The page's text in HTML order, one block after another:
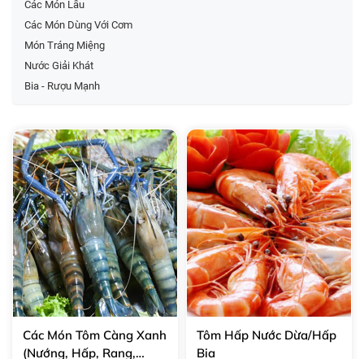
Các Món Lẩu
Các Món Dùng Với Cơm
Món Tráng Miệng
Nước Giải Khát
Bia - Rượu Mạnh
Các Món Tôm Càng Xanh
(Nướng, Hấp, Rang,
Tôm Hấp Nước Dừa/Hấp
Bia